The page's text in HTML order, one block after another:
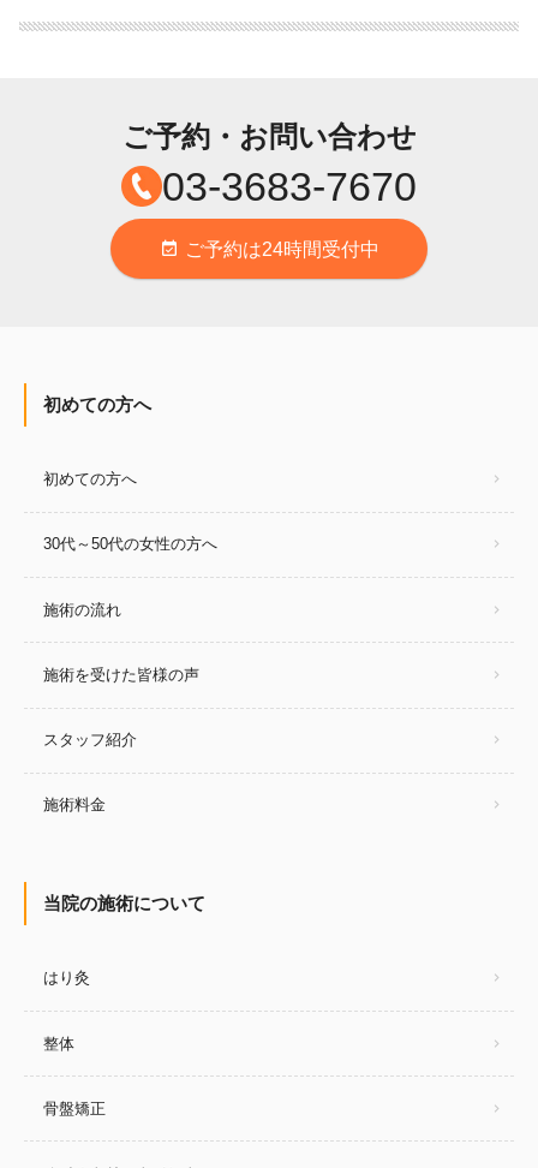
ご予約・お問い合わせ
03-3683-7670
event_available ご予約は24時間受付中
初めての方へ
初めての方へ
30代～50代の女性の方へ
施術の流れ
施術を受けた皆様の声
スタッフ紹介
施術料金
当院の施術について
はり灸
整体
骨盤矯正